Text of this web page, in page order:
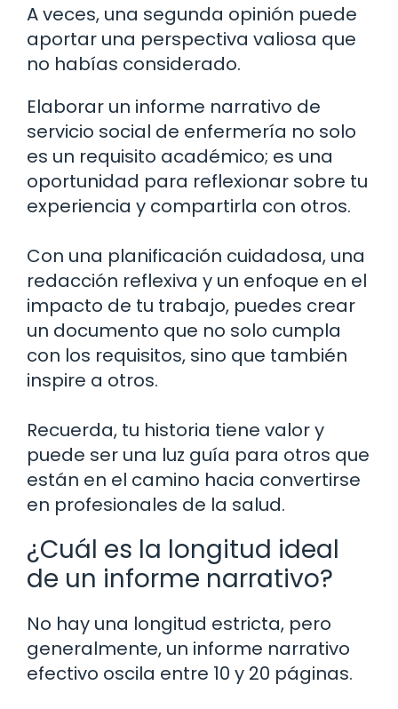
A veces, una segunda opinión puede
aportar una perspectiva valiosa que
no habías considerado.
Elaborar un informe narrativo de
servicio social de enfermería no solo
es un requisito académico; es una
oportunidad para reflexionar sobre tu
experiencia y compartirla con otros.
Con una planificación cuidadosa, una
redacción reflexiva y un enfoque en el
impacto de tu trabajo, puedes crear
un documento que no solo cumpla
con los requisitos, sino que también
inspire a otros.
Recuerda, tu historia tiene valor y
puede ser una luz guía para otros que
están en el camino hacia convertirse
en profesionales de la salud.
¿Cuál es la longitud ideal
de un informe narrativo?
No hay una longitud estricta, pero
generalmente, un informe narrativo
efectivo oscila entre 10 y 20 páginas.